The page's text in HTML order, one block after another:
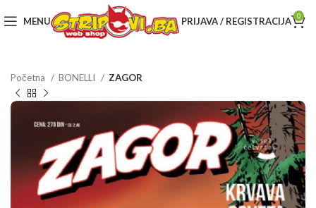
MENU PRIJAVA / REGISTRACIJA 0
Početna BONELLI ZAGOR